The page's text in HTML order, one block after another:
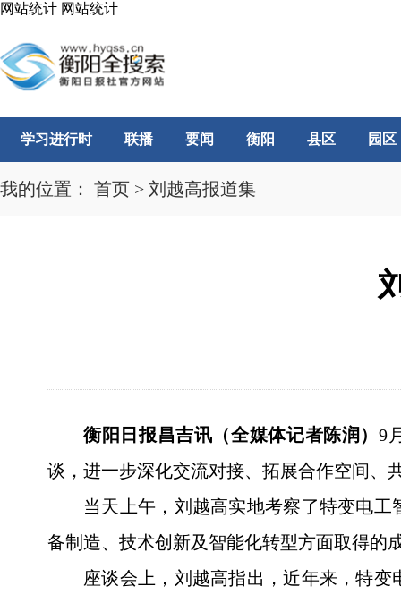
网站统计 网站统计
学习进行时 联播 要闻 衡阳 县区 园区
我的位置： 首页 > 刘越高报道集
衡阳日报昌吉讯（全媒体记者陈润）9
谈，进一步深化交流对接、拓展合作空间、
当天上午，刘越高实地考察了特变电
备制造、技术创新及智能化转型方面取得的
座谈会上，刘越高指出，近年来，特